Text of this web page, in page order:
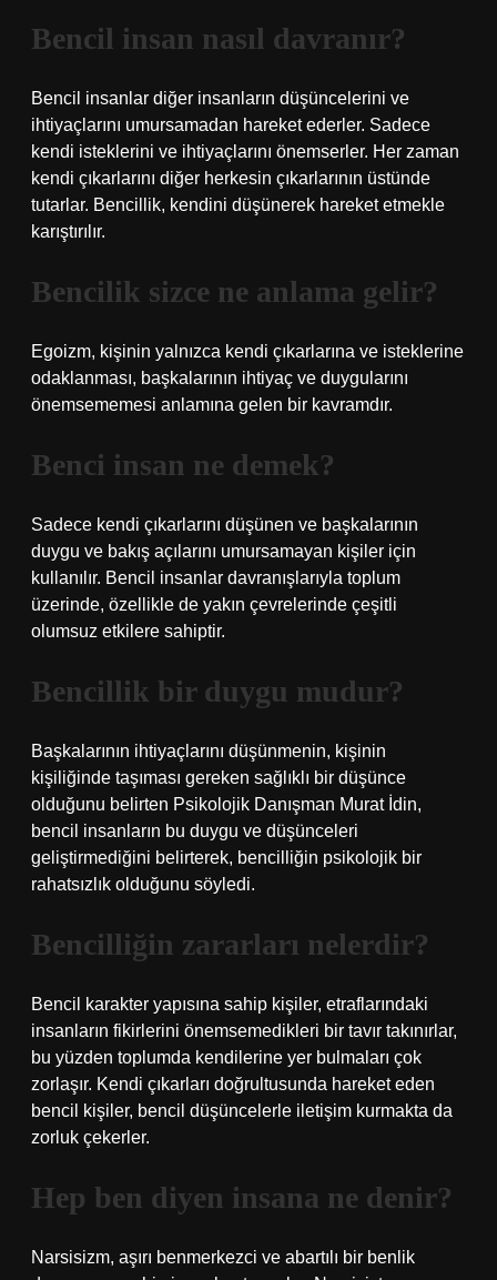
Bencil insan nasıl davranır?
Bencil insanlar diğer insanların düşüncelerini ve
ihtiyaçlarını umursamadan hareket ederler. Sadece
kendi isteklerini ve ihtiyaçlarını önemserler. Her zaman
kendi çıkarlarını diğer herkesin çıkarlarının üstünde
tutarlar. Bencillik, kendini düşünerek hareket etmekle
karıştırılır.
Bencilik sizce ne anlama gelir?
Egoizm, kişinin yalnızca kendi çıkarlarına ve isteklerine
odaklanması, başkalarının ihtiyaç ve duygularını
önemsememesi anlamına gelen bir kavramdır.
Benci insan ne demek?
Sadece kendi çıkarlarını düşünen ve başkalarının
duygu ve bakış açılarını umursamayan kişiler için
kullanılır. Bencil insanlar davranışlarıyla toplum
üzerinde, özellikle de yakın çevrelerinde çeşitli
olumsuz etkilere sahiptir.
Bencillik bir duygu mudur?
Başkalarının ihtiyaçlarını düşünmenin, kişinin
kişiliğinde taşıması gereken sağlıklı bir düşünce
olduğunu belirten Psikolojik Danışman Murat İdin,
bencil insanların bu duygu ve düşünceleri
geliştirmediğini belirterek, bencilliğin psikolojik bir
rahatsızlık olduğunu söyledi.
Bencilliğin zararları nelerdir?
Bencil karakter yapısına sahip kişiler, etraflarındaki
insanların fikirlerini önemsemedikleri bir tavır takınırlar,
bu yüzden toplumda kendilerine yer bulmaları çok
zorlaşır. Kendi çıkarları doğrultusunda hareket eden
bencil kişiler, bencil düşüncelerle iletişim kurmakta da
zorluk çekerler.
Hep ben diyen insana ne denir?
Narsisizm, aşırı benmerkezci ve abartılı bir benlik